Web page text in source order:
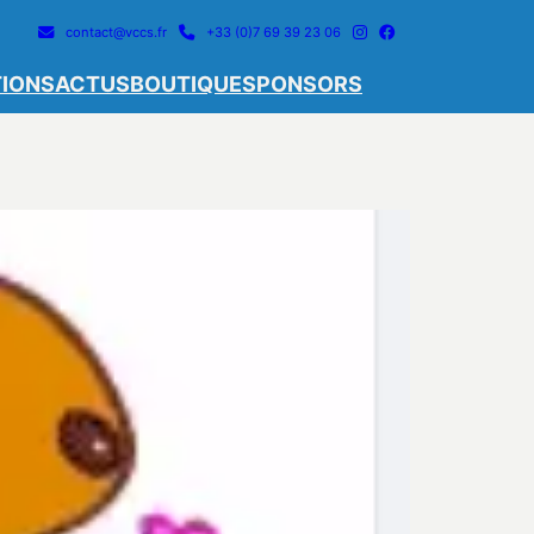
contact@vccs.fr +33 (0)7 69 39 23 06
ACTUSBOUTIQUESPONSORS